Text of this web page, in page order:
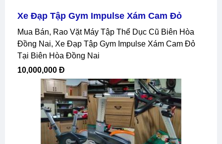
Xe Đạp Tập Gym Impulse Xám Cam Đỏ
Mua Bán, Rao Vặt Máy Tập Thể Dục Cũ Biên Hòa
Đồng Nai, Xe Đạp Tập Gym Impulse Xám Cam Đỏ
Tại Biên Hòa Đồng Nai
10,000,000 Đ